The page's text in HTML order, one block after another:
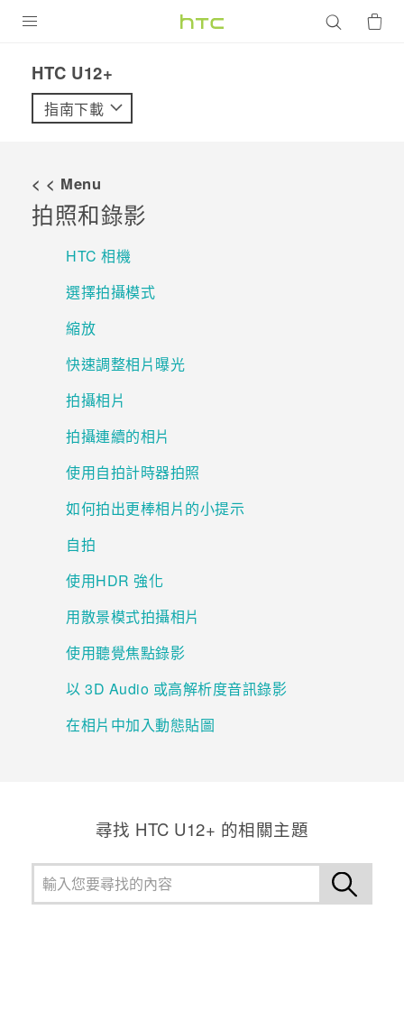
VIVE
配件
優惠專區
焦點訊息
校園專案
銷售門市
銷售通路
支援服務
VIVELAND
HTC U12+‎
指南下載
< < Menu
拍照和錄影
HTC 相機
選擇拍攝模式
縮放
快速調整相片曝光
拍攝相片
拍攝連續的相片
使用自拍計時器拍照
如何拍出更棒相片的小提示
自拍
使用HDR 強化
用散景模式拍攝相片
使用聽覺焦點錄影
以 3D Audio 或高解析度音訊錄影
在相片中加入動態貼圖
尋找 HTC U12+ 的相關主題